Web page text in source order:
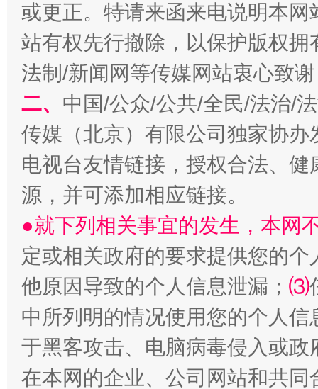
揭开“小金库”的免责幌子
或更正。特请来函来电说明本
站有权先行撤除，以保护版权
法制/新闻网等传媒网站衷心致
二、 中国/公众/公共/全民/法治/
传媒（北京）有限公司独家协
电视台友情链接，授权合法、
源，并可添加相应链接。
●就下列相关事宜的发生，本网
定或相关政府的要求提供您的个
他原因导致的个人信息泄漏； ⑶
中所列明的情况使用您的个人
于黑客攻击、电脑病毒侵入或
在本网的企业、公司网站和共